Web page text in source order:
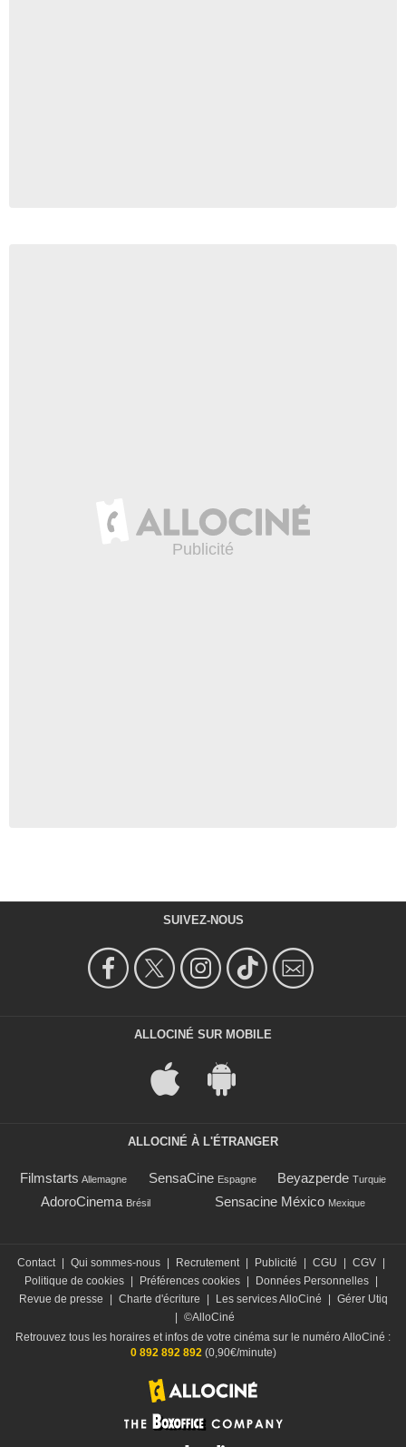
SUIVEZ-NOUS
ALLOCINÉ SUR MOBILE
ALLOCINÉ À L'ÉTRANGER
Filmstarts Allemagne SensaCine Espagne Beyazperde Turquie
AdoroCinema Brésil Sensacine México Mexique
Contact Qui sommes-nous Recrutement Publicité CGU CGV
Politique de cookies
Préférences cookies Données Personnelles
Revue de presse
Charte d'écriture Les services AlloCiné
Gérer Utiq
©AlloCiné
Retrouvez tous les horaires et infos de votre cinéma sur le numéro AlloCiné :
0 892 892 892(0,90€/minute)